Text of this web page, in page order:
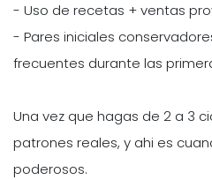
- Uso de recetas + ventas
- Pares iniciales
frecuentes durante las
Una vez que hagas de 2 a 3
patrones reales, y ahi es
poderosos.